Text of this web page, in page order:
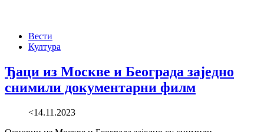
Вести
Култура
Ђаци из Москве и Београда заједно
снимили документарни филм
<14.11.2023